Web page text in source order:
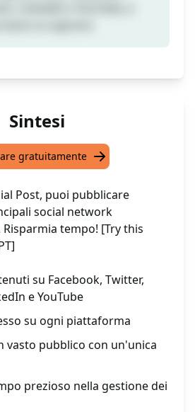
Sintesi
gratuitamente
Post, puoi pubblicare
social network
tempo! [Try this
su Facebook, Twitter,
e YouTube
su ogni piattaforma
vasto pubblico con un'unica
prezioso nella gestione dei